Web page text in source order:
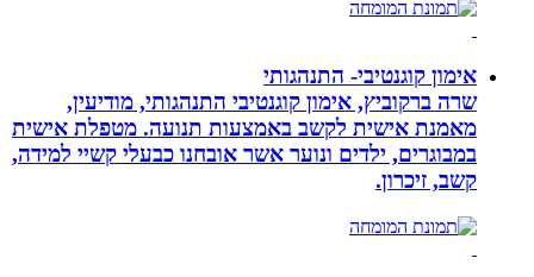
אימון קוגנטיבי- התנהגותי
שרה ברקוביץ, אימון קוגנטיבי התנהגותי, מודיעין,
מאמנת אישית לקשב באמצעות תנועה. מטפלת אישית
במבוגרים, ילדים ונוער אשר אובחנו כבעלי קשיי למידה,
קשב, זיכרון.